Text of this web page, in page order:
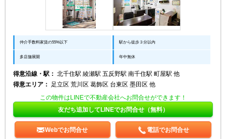
仲介手数料家賃の55%以下 駅から徒歩３分以内
多店舗展開 年中無休
得意沿線・駅： 北千住駅 綾瀬駅 五反野駅 南千住駅 町屋駅 他
得意エリア：
足立区 荒川区 葛飾区 台東区 墨田区 他
この物件はLINEで不動産会社へお問合せができます！
友だち追加してLINEでお問合せ（無料）
Webでお問合せ 電話でお問合せ